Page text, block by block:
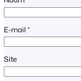
E-mail*
Site